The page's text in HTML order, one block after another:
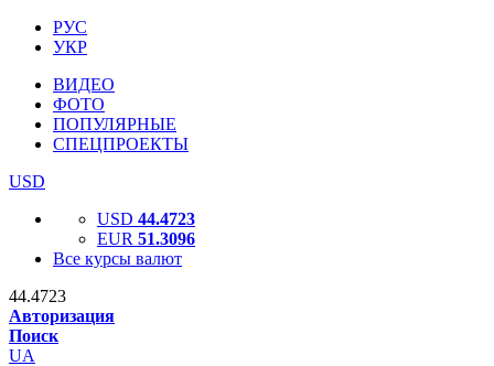
РУС
УКР
ВИДЕО
ФОТО
ПОПУЛЯРНЫЕ
СПЕЦПРОЕКТЫ
USD
USD 44.4723
EUR 51.3096
Все курсы валют
44.4723
Авторизация
Поиск
UA